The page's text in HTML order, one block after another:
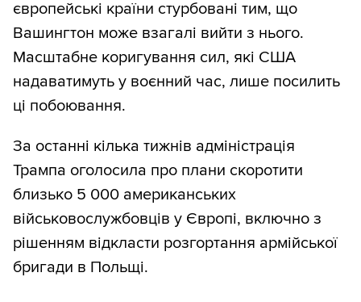
європейські країни стурбовані тим, що
Вашингтон може взагалі вийти з нього.
Масштабне коригування сил, які США
надаватимуть у воєнний час, лише посилить
ці побоювання.
За останні кілька тижнів адміністрація
Трампа оголосила про плани скоротити
близько 5 000 американських
військовослужбовців у Європі, включно з
рішенням відкласти розгортання армійської
бригади в Польщі.